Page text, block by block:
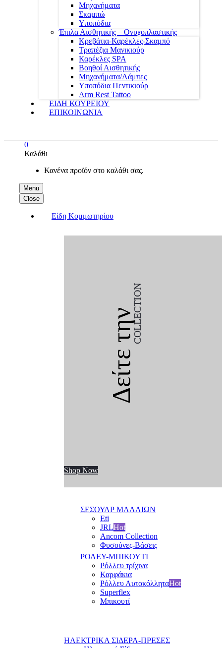
Μηχανήματα
Σκαμπώ
Υποπόδια
Έπιλα Αισθητικής – Ονυχοπλαστικής
Κρεβάτια-Καρέκλες-Σκαμπό
Τραπέζια Μανικιούρ
Καρέκλες SPA
Βοηθοί Αισθητικής
Μηχανήματα/Λάμπες
Υποπόδια Πεντικιούρ
Arm Rest Tattoo
ΕΙΔΗ ΚΟΥΡΕΙΟΥ
ΕΠΙΚΟΙΝΩΝΙΑ
Menu
Close
Είδη Κομμωτηρίου
Δείτε τηνCOLLECTION
Shop Now
ΣΕΣΟΥΑΡ ΜΑΛΛΙΩΝ
Eti
JRLHot
Ancom Collection
Φυσούνες-Βάσεις
ΡΟΛΕΥ-ΜΠΙΚΟΥΤΙ
Ρόλλευ τρίχινα
Καρφάκια
Ρόλλευ ΑυτοκόλληταHot
Superflex
Μπικουτί
ΗΛΕΚΤΡΙΚΑ ΣΙΔΕΡΑ-ΠΡΕΣΕΣ
0
Καλάθι
Κανένα προϊόν στο καλάθι σας.